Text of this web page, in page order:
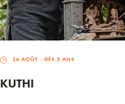
26 AOÛT - DÈS 3 ANS
KUTHI